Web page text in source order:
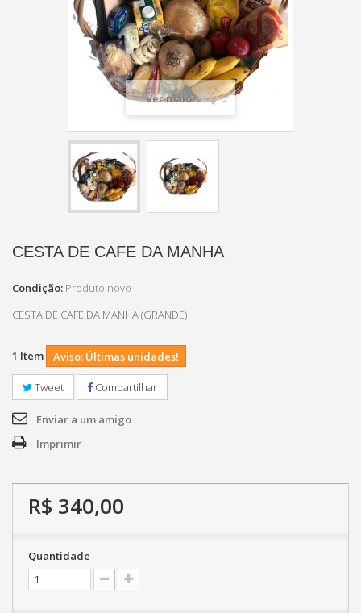
Ver maior
CESTA DE CAFE DA MANHA
Condição: Produto novo
CESTA DE CAFE DA MANHA (GRANDE)
1 Item Aviso: Últimas unidades!
Tweet Compartilhar
Enviar a um amigo
Imprimir
R$ 340,00
Quantidade